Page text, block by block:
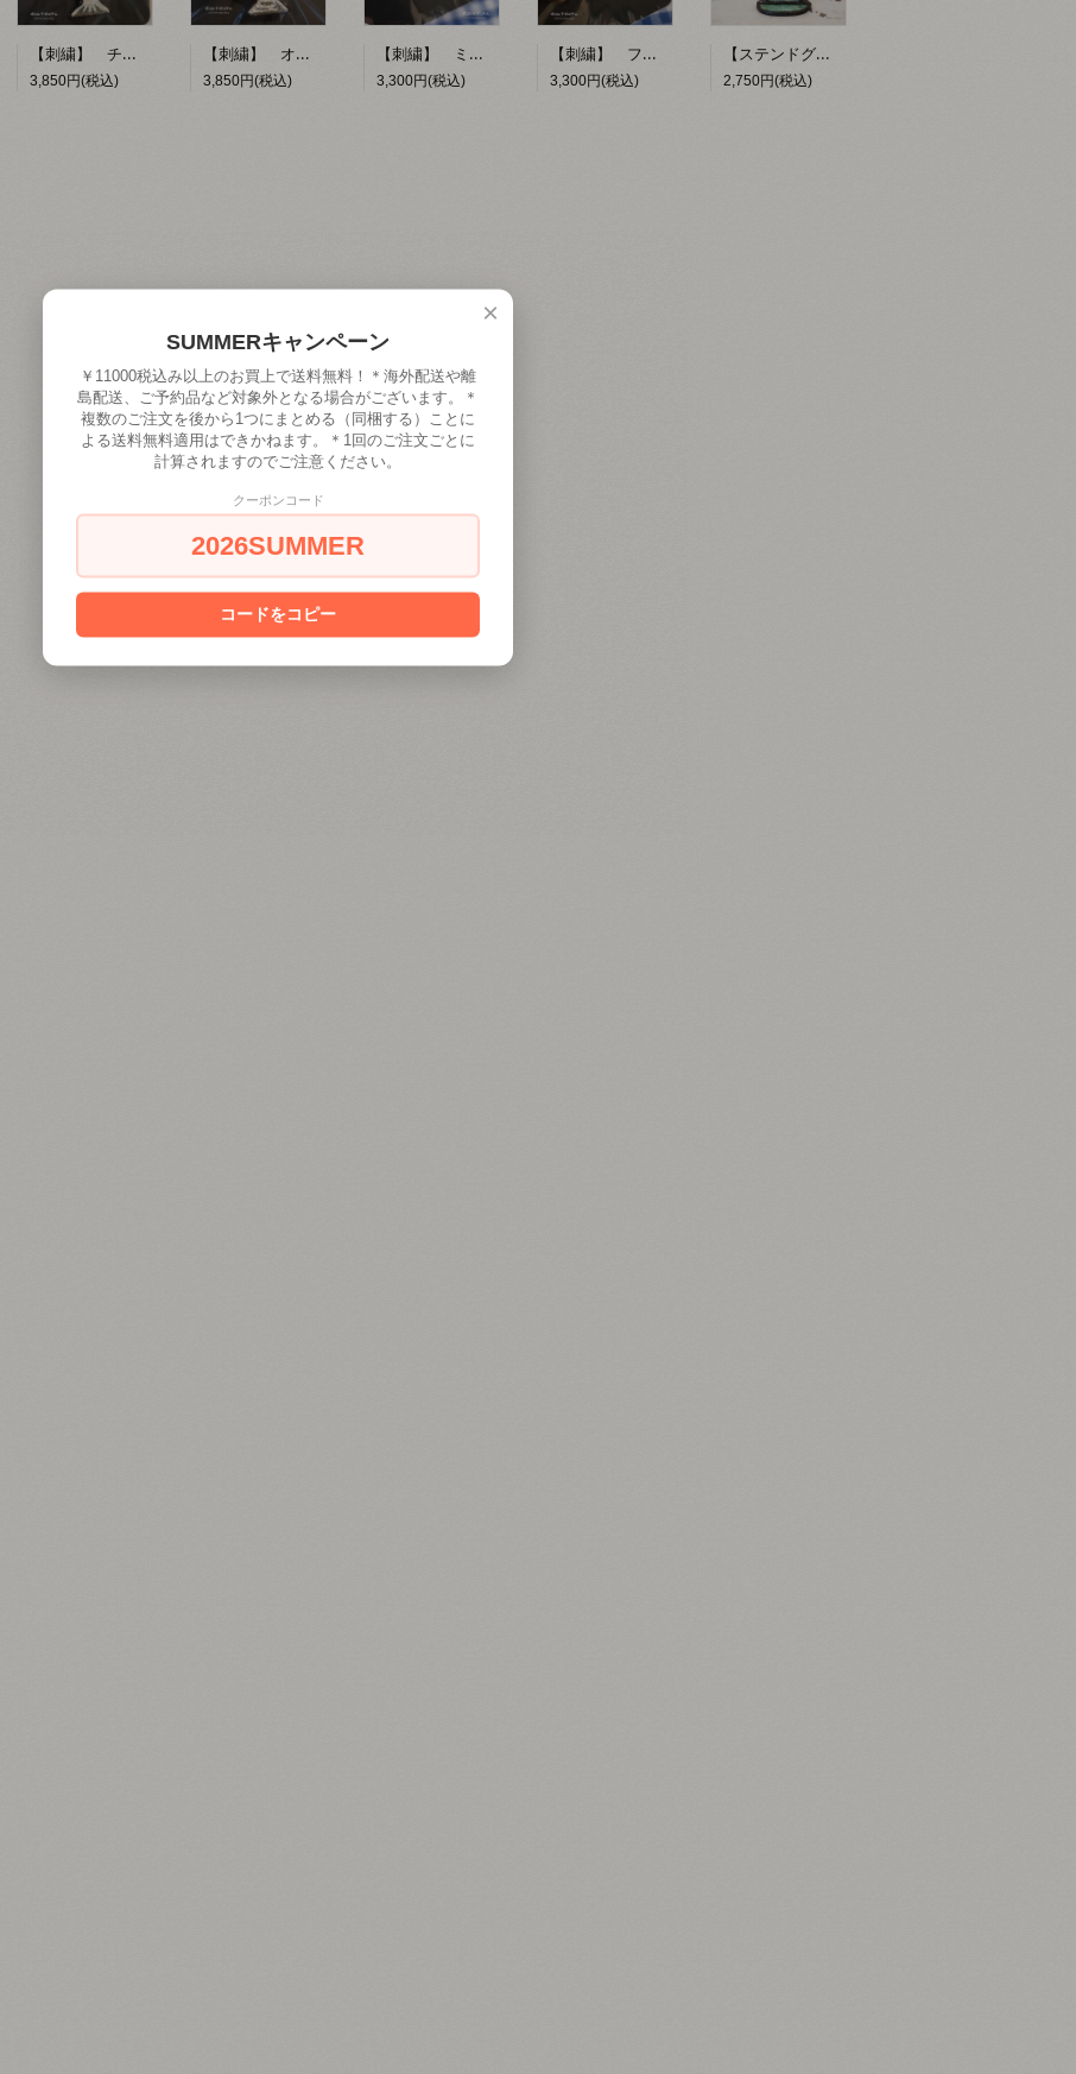
【刺繍】 チョコレートパフェ 【ポコルテポコチル】
3,850円(税込)
【刺繍】 オレンジフロート 【ポコルテポコチル】
3,850円(税込)
【刺繍】 ミックスサンド 【ポコルテポコチル】
3,300円(税込)
【刺繍】 フルーツサンド 【ポコルテポコチル】
3,300円(税込)
【ステンドグラス】 お冷 【kai】
2,750円(税込)
×
SUMMERキャンペーン
￥11000税込み以上のお買上で送料無料！＊海外配送や離
島配送、ご予約品など対象外となる場合がございます。＊
複数のご注文を後から1つにまとめる（同梱する）ことに
よる送料無料適用はできかねます。＊1回のご注文ごとに
計算されますのでご注意ください。
クーポンコード
2026SUMMER
コードをコピー